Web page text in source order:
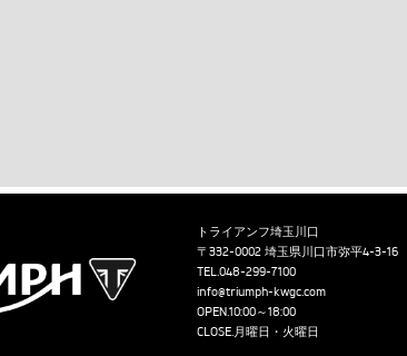
トライアンフ埼玉川口
〒332-0002 埼玉県川口市弥平4-3-16
TEL.048-299-7100
info@triumph-kwgc.com
OPEN.10:00～18:00
CLOSE.月曜日・火曜日